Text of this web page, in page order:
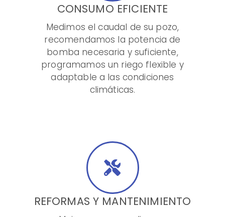
CONSUMO EFICIENTE
Medimos el caudal de su pozo,
recomendamos la potencia de
bomba necesaria y suficiente,
programamos un riego flexible y
adaptable a las condiciones
climáticas.
REFORMAS Y MANTENIMIENTO